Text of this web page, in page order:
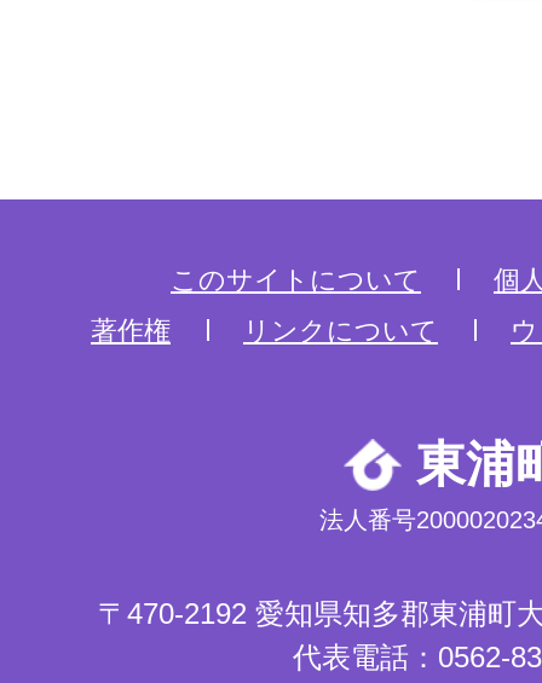
このサイトについて
個
著作権
リンクについて
東浦
法人番号
〒470-2192 愛知県知多郡東浦町
代表電話：0562-